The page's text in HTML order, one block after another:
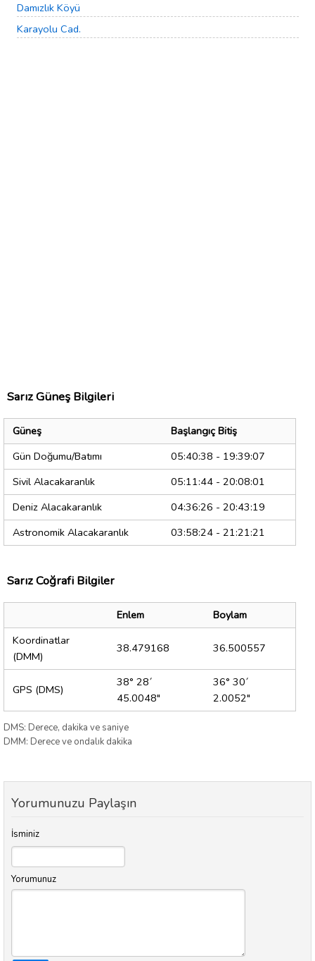
Damızlık Köyü
Karayolu Cad.
Sarız Güneş Bilgileri
Güneş
Başlangıç Bitiş
Gün Doğumu/Batımı
05:40:38 - 19:39:07
Sivil Alacakaranlık
05:11:44 - 20:08:01
Deniz Alacakaranlık
04:36:26 - 20:43:19
Astronomik Alacakaranlık
03:58:24 - 21:21:21
Sarız Coğrafi Bilgiler
Enlem
Boylam
Koordinatlar
(DMM)
38.479168 36.500557
GPS (DMS)
38° 28´
45.0048"
36° 30´
2.0052"
DMS: Derece, dakika ve saniye
DMM: Derece ve ondalık dakika
Yorumunuzu Paylaşın
İsminiz
Yorumunuz